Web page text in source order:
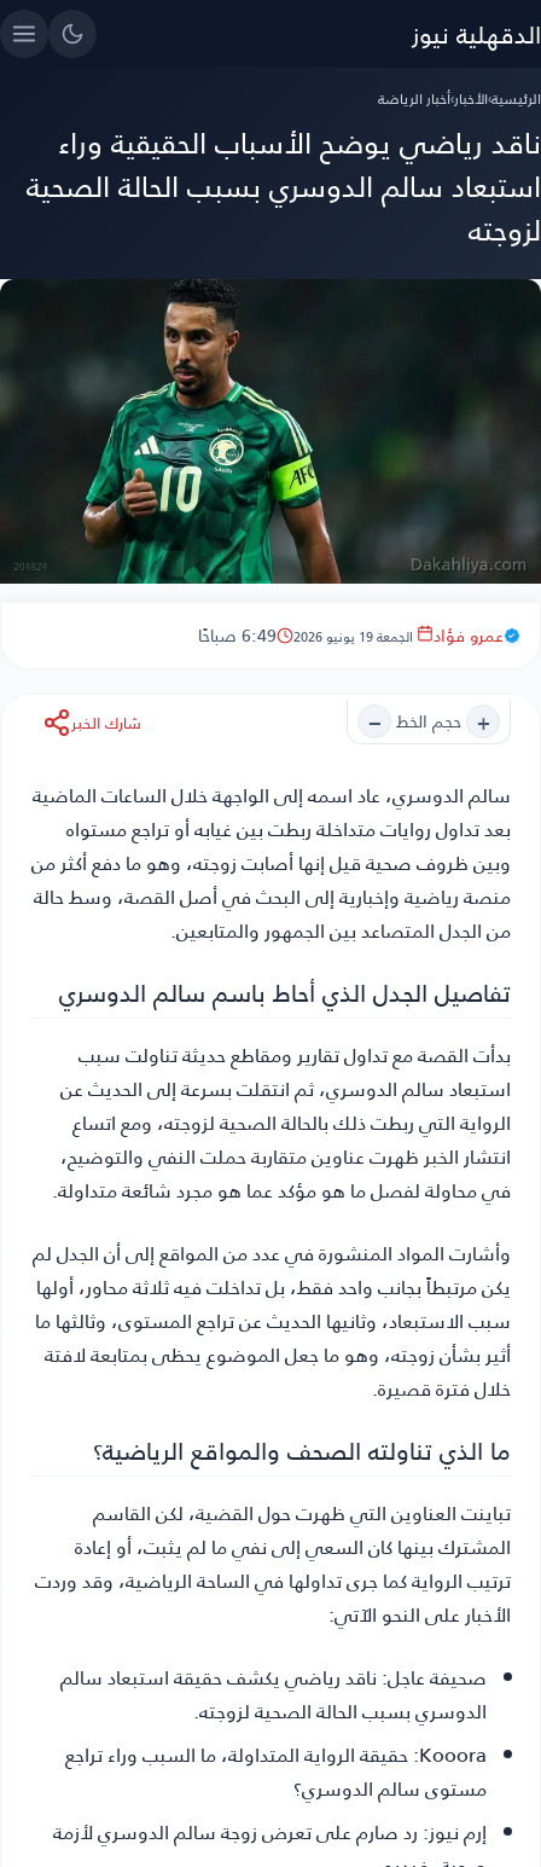
الدقهلية نيوز
الرئيسية›الأخبار›أخبار الرياضة
ناقد رياضي يوضح الأسباب الحقيقية وراء
استبعاد سالم الدوسري بسبب الحالة الصحية
لزوجته
عمرو فؤاد الجمعة 19 يونيو 2026 6:49 صباحًا
+ حجم الخط − شارك الخبر
سالم الدوسري، عاد اسمه إلى الواجهة خلال الساعات الماضية
بعد تداول روايات متداخلة ربطت بين غيابه أو تراجع مستواه
وبين ظروف صحية قيل إنها أصابت زوجته، وهو ما دفع أكثر من
منصة رياضية وإخبارية إلى البحث في أصل القصة، وسط حالة
من الجدل المتصاعد بين الجمهور والمتابعين.
تفاصيل الجدل الذي أحاط باسم سالم الدوسري
بدأت القصة مع تداول تقارير ومقاطع حديثة تناولت سبب
استبعاد سالم الدوسري، ثم انتقلت بسرعة إلى الحديث عن
الرواية التي ربطت ذلك بالحالة الصحية لزوجته، ومع اتساع
انتشار الخبر ظهرت عناوين متقاربة حملت النفي والتوضيح،
في محاولة لفصل ما هو مؤكد عما هو مجرد شائعة متداولة.
وأشارت المواد المنشورة في عدد من المواقع إلى أن الجدل لم
يكن مرتبطاً بجانب واحد فقط، بل تداخلت فيه ثلاثة محاور، أولها
سبب الاستبعاد، وثانيها الحديث عن تراجع المستوى، وثالثها ما
أثير بشأن زوجته، وهو ما جعل الموضوع يحظى بمتابعة لافتة
خلال فترة قصيرة.
ما الذي تناولته الصحف والمواقع الرياضية؟
تباينت العناوين التي ظهرت حول القضية، لكن القاسم
المشترك بينها كان السعي إلى نفي ما لم يثبت، أو إعادة
ترتيب الرواية كما جرى تداولها في الساحة الرياضية، وقد وردت
الأخبار على النحو الآتي:
صحيفة عاجل:ناقد رياضي يكشف حقيقة استبعاد سالم
الدوسري بسبب الحالة الصحية لزوجته.
Kooora: حقيقة الرواية المتداولة، ما السبب وراء تراجع
مستوى سالم الدوسري؟
إرم نيوز:رد صارم على تعرض زوجة سالم الدوسري لأزمة